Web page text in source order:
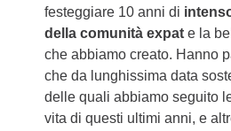
festeggiare 10 anni di
della comunità expat e la
che abbiamo creato. Hanno
che da lunghissima data
delle quali abbiamo seguito
vita di questi ultimi anni, e